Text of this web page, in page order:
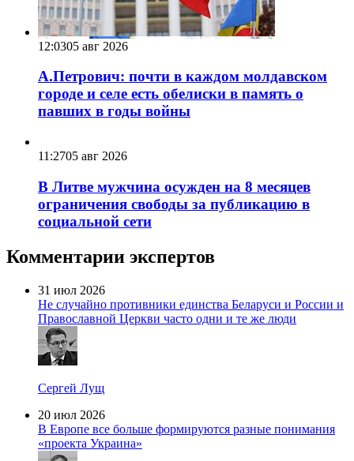
12:0305 авг 2026
А.Петрович: почти в каждом молдавском
городе и селе есть обелиски в память о
павших в годы войны
11:2705 авг 2026
В Литве мужчина осужден на 8 месяцев
ограничения свободы за публикацию в
социальной сети
Комментарии экспертов
31 июл 2026
Не случайно противники единства Беларуси и России и
Православной Церкви часто одни и те же люди
Сергей Лущ
20 июл 2026
В Европе все больше формируются разные понимания
«проекта Украина»